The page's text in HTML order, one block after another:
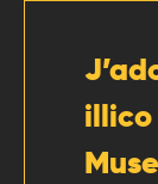
illico